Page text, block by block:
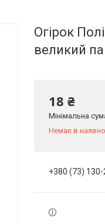
Огірок
великий
18 ₴
Мінімальна
Немає в
+380 (73)